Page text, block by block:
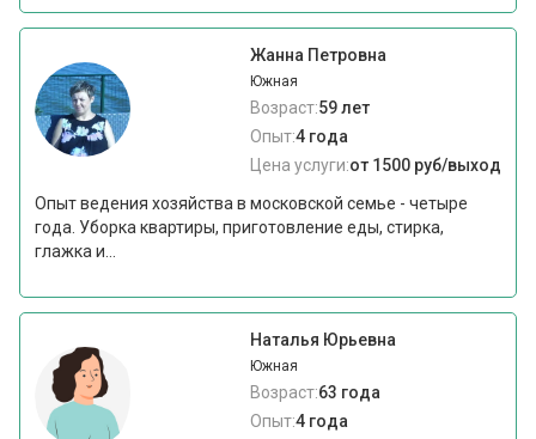
Жанна Петровна
Южная
Возраст:59 лет
Опыт:4 года
Цена услуги:от 1500 руб/выход
Опыт ведения хозяйства в московской семье - четыре
года. Уборка квартиры, приготовление еды, стирка,
глажка и...
Наталья Юрьевна
Южная
Возраст:63 года
Опыт:4 года